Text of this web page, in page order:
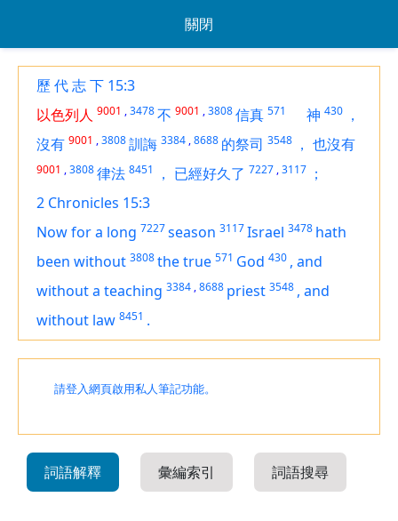
關閉
歷 代 志 下 15:3
以色列人 9001 ,3478不 9001 ,3808信真 571 神 430 ，
沒有 9001 ,3808訓誨 3384 ,8688 的祭司 3548 ， 也沒有
9001 ,3808律法 8451 ， 已經好久了 7227 ,3117 ；
2 Chronicles 15:3
Now for a long 7227season 3117Israel 3478 hath
been without 3808the true 571 God 430 , and
without a teaching 3384 ,8688 priest 3548 , and
without law 8451 .
請登入網頁啟用私人筆記功能。
詞語解釋 彙編索引 詞語搜尋